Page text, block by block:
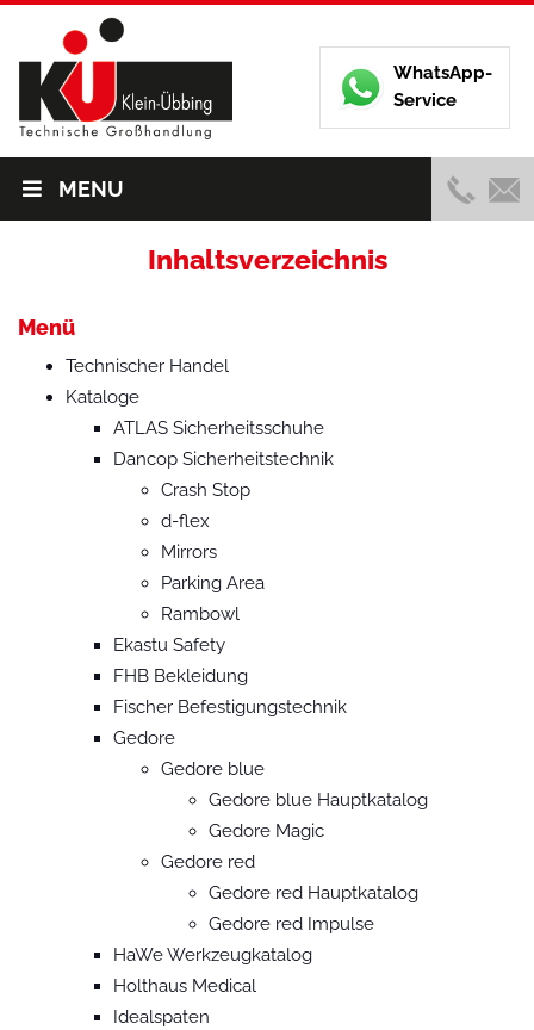
WhatsApp-
Service
MENU
Inhaltsverzeichnis
Menü
Technischer Handel
Kataloge
ATLAS Sicherheitsschuhe
Dancop Sicherheitstechnik
Crash Stop
d-flex
Mirrors
Parking Area
Rambowl
Ekastu Safety
FHB Bekleidung
Fischer Befestigungstechnik
Gedore
Gedore blue
Gedore blue Hauptkatalog
Gedore Magic
Gedore red
Gedore red Hauptkatalog
Gedore red Impulse
HaWe Werkzeugkatalog
Holthaus Medical
Idealspaten